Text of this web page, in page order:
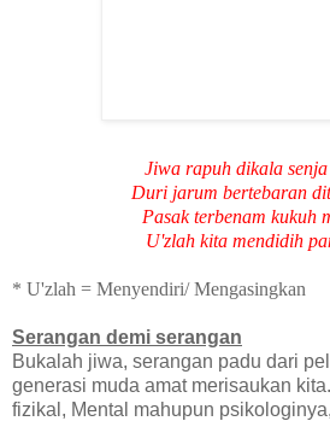
Jiwa rapuh dikala senja
Duri jarum bertebaran
Pasak terbenam kukuh
U'zlah kita mendidih
* U'zlah = Menyendiri/ Mengasingkan
Serangan demi serangan
Bukalah jiwa, serangan padu dari
generasi muda amat merisaukan
fizikal, Mental mahupun